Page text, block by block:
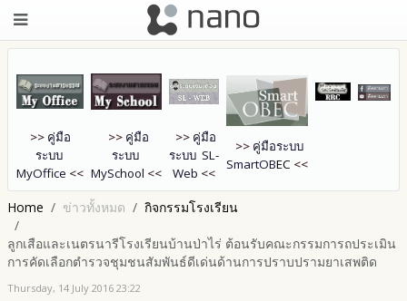
>> คู่มือ
ระบบ
MyOffice <<
>> คู่มือ
ระบบ
MySchool <<
>> คู่มือ
ระบบ SL-
Web <<
>> คู่มือระบบ
SmartOBEC <<
Home ข่าวทั้งหมด กิจกรรมโรงเรียน
ลูกเสือและเนตรนารีโรงเรียนบ้านป่าไร่ ต้อนรับคณะกรรมการถประเมิน
การคัดเลือกตำรวจชุมชนสัมพันธ์ดีเด่นด้านการปราบปรามยาเสพติด
Thursday, 14 July 2016 23:22